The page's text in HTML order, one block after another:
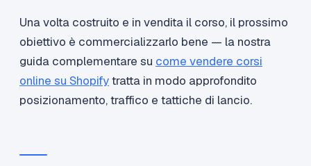
Una volta costruito e in vendita il corso, il prossimo
obiettivo è commercializzarlo bene — la nostra
guida complementare su come vendere corsi
online su Shopifytratta in modo approfondito
posizionamento, traffico e tattiche di lancio.